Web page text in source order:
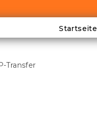
Startseite
Transfer